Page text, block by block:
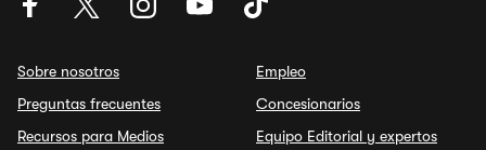
Sobre nosotros
Preguntas frecuentes
Recursos para Medios
Empleo
Concesionarios
Equipo Editorial y expertos